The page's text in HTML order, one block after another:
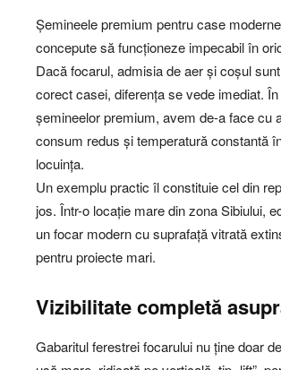
Șemineele premium pentru case
concepute să funcționeze impecabil în
Dacă focarul, admisia de aer și coșul
corect casei, diferența se vede imediat.
șemineelor premium, avem de-a face cu
consum redus și temperatură constantă
locuința.
Un exemplu practic îl constituie cel din
jos. Într-o locație mare din zona Sibiului,
un focar modern cu suprafață vitrată
pentru proiecte mari.
Vizibilitate completă
Gabaritul ferestrei focarului nu ține doar